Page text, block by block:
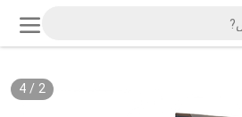
2
/
4